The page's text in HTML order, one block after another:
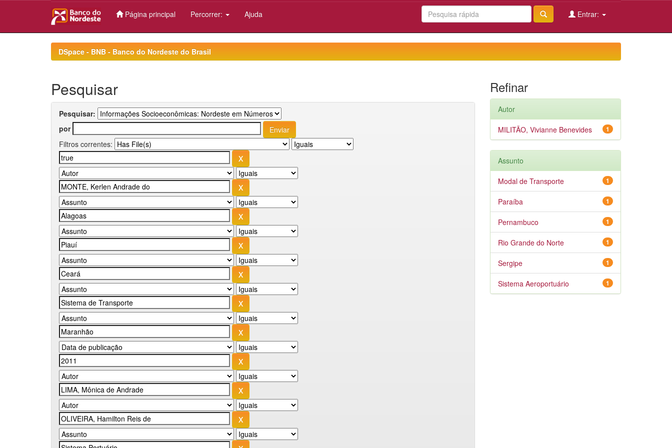
Página principal Percorrer: Ajuda Entrar:
DSpace - BNB - Banco do Nordeste do Brasil
Pesquisar
Pesquisar:
por
Filtros correntes:
Refinar
Autor
1
MILITÃO, Vivianne Benevides
Assunto
1
Modal de Transporte
1
Paraíba
1
Pernambuco
1
Rio Grande do Norte
1
Sergipe
1
Sistema Aeroportuário